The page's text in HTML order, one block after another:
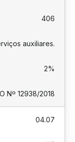
406
auxiliares.
2%
Nº 12938/2018
04.07